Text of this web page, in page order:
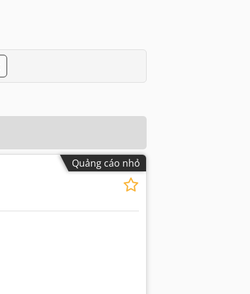
Quảng cáo nhỏ